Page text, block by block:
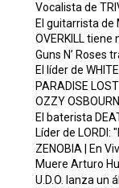
Vocalista de
El guitarrista de
OVERKILL tiene
Guns N’ Roses
El líder de
PARADISE
OZZY
El baterista
Líder de LORDI:
ZENOBIA | En
Muere Arturo
U.D.O. lanza un